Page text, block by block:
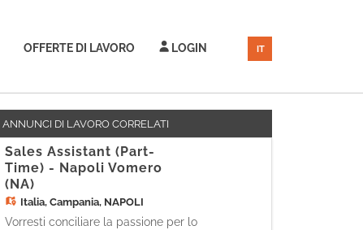
OFFERTE DI LAVORO LOGIN IT
ANNUNCI DI LAVORO CORRELATI
Sales Assistant (Part-
Time) - Napoli Vomero
(NA)
Italia, Campania, NAPOLI
Vorresti conciliare la passione per lo